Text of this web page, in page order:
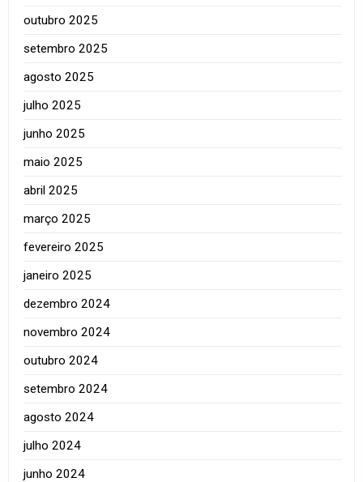
outubro 2025
setembro 2025
agosto 2025
julho 2025
junho 2025
maio 2025
abril 2025
março 2025
fevereiro 2025
janeiro 2025
dezembro 2024
novembro 2024
outubro 2024
setembro 2024
agosto 2024
julho 2024
junho 2024